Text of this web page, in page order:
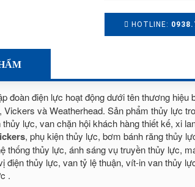
HOTLINE:
đoàn điện lực hoạt động dưới tên thương hiệu
và Weatherhead. Sản phẩm thủy lực
lực, van chặn hội khách hàng thiết kế, xi
, phụ kiện thủy lực, bơm bánh răng thủy
thống thủy lực, ánh sáng vụ truyền thủy lực,
điện thủy lực, van tỷ lệ thuận, vít-in van thủy
.